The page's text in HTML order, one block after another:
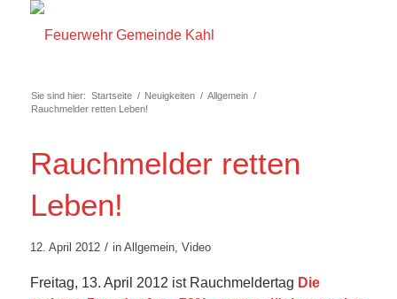
Sie sind hier: Startseite / Neuigkeiten / Allgemein /
Rauchmelder retten Leben!
Rauchmelder retten
Leben!
12. April 2012 / in Allgemein, Video
Freitag, 13. April 2012 ist Rauchmeldertag Die